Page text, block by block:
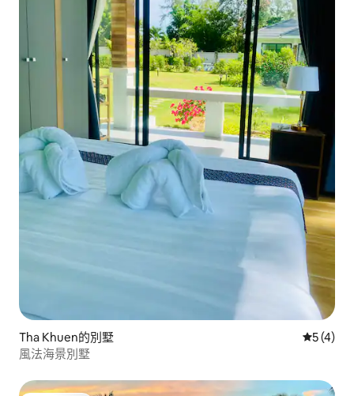
Tha Khuen的別墅 從 4 則評
5 (4)
風法海景別墅